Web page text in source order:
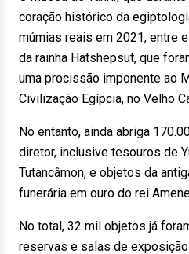
coração histórico da
múmias reais em 2021, entre
da rainha Hatshepsut, que
uma procissão imponente ao
Civilização Egípcia, no Velho
No entanto, ainda abriga
diretor, inclusive tesouros de
Tutancâmon, e objetos da
funerária em ouro do rei
No total, 32 mil objetos já
reservas e salas de